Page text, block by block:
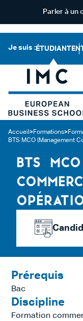
Je suis : ÉTUDIANT
Accueil >Formations>
BTS MCO (Management
BTS
Prérequis
Bac
Discipline
Formation
Parler à un